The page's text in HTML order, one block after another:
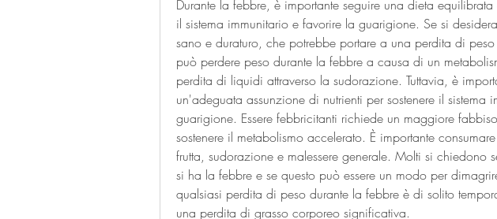
Durante la febbre, è importante seguire una dieta equilibrata
il sistema immunitario e favorire la guarigione. Se si
sano e duraturo, che potrebbe portare a una perdita di peso
può perdere peso durante la febbre a causa di un
perdita di liquidi attraverso la sudorazione. Tuttavia, è
un'adeguata assunzione di nutrienti per sostenere il sistema
guarigione. Essere febbricitanti richiede un maggiore
sostenere il metabolismo accelerato. È importante
frutta, sudorazione e malessere generale. Molti si chiedono
si ha la febbre e se questo può essere un modo per
qualsiasi perdita di peso durante la febbre è di solito
una perdita di grasso corporeo significativa.